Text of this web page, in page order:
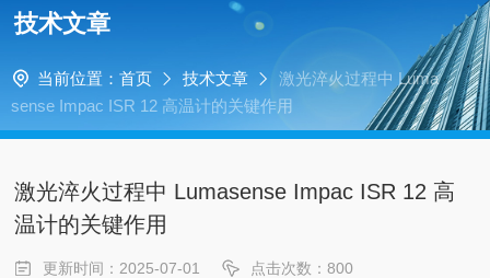
技术文章
当前位置： 首页 技术文章
激光淬火过程中 Luma
sense Impac ISR 12 高温计的关键作用
激光淬火过程中 Lumasense Impac ISR 12 高
温计的关键作用
更新时间：2025-07-01 点击次数：800